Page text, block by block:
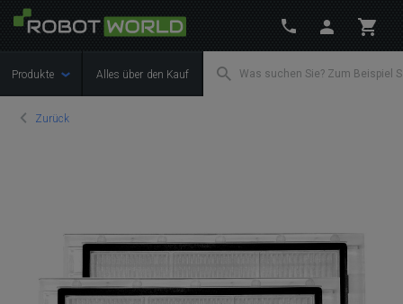
Produkte Alles über den Kauf
Zurück